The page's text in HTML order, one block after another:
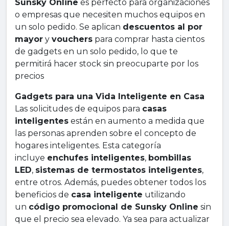
Sunsky Online es perfecto para organizaciones
o empresas que necesiten muchos equipos en
un solo pedido. Se aplican descuentos al por
mayor y vouchers para comprar hasta cientos
de gadgets en un solo pedido, lo que te
permitirá hacer stock sin preocuparte por los
precios
Gadgets para una Vida Inteligente en Casa
Las solicitudes de equipos para casas
inteligentes están en aumento a medida que
las personas aprenden sobre el concepto de
hogares inteligentes. Esta categoría
incluye enchufes inteligentes, bombillas
LED, sistemas de termostatos inteligentes,
entre otros. Además, puedes obtener todos los
beneficios de casa inteligente utilizando
un código promocional de Sunsky Online sin
que el precio sea elevado. Ya sea para actualizar